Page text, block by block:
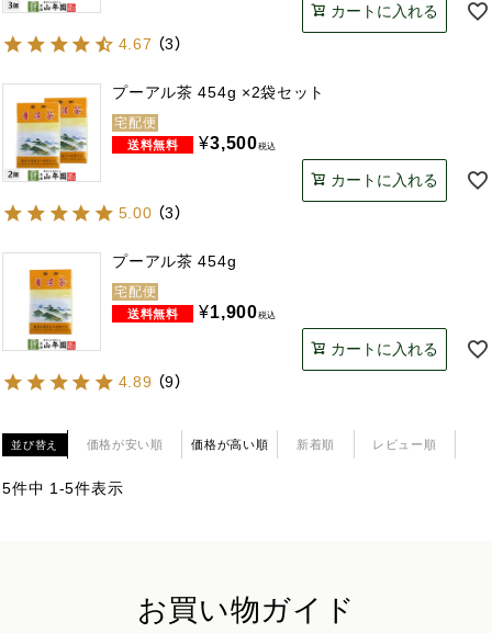
カートに入れる
4.67 （3）
プーアル茶 454g ×2袋セット
宅配便
¥3,500税込
カートに入れる
5.00 （3）
プーアル茶 454g
宅配便
¥1,900税込
カートに入れる
4.89 （9）
並び替え 価格が安い順 価格が高い順 新着順 レビュー順
5件中 1-5件表示
お買い物ガイド